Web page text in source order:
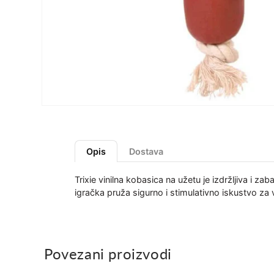
Opis Dostava
Trixie vinilna kobasica na užetu je izdržljiva i
igračka pruža sigurno i stimulativno iskustvo
Povezani proizvodi